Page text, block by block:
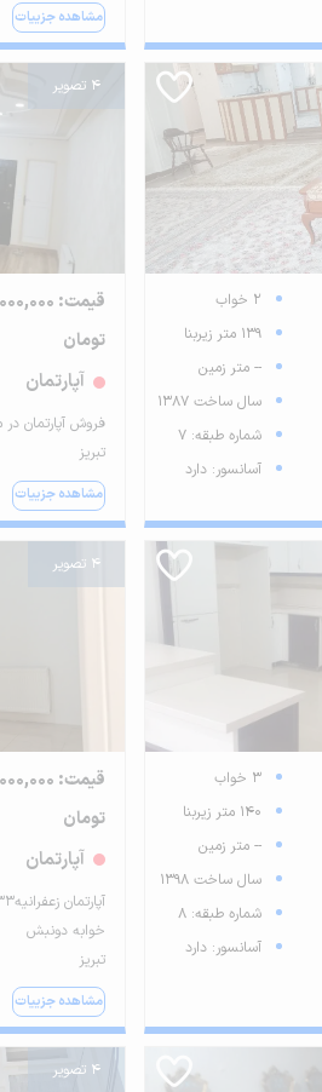
مشاهده جزییات
2 خواب
139 متر زیربنا
-- متر زمین
سال ساخت 1387
شماره طبقه: 7
آسانسور: دارد
4 تصویر
قیمت:
تومان
آپارتمان
فروش آپارتمان در
تبریز
مشاهده جزییات
3 خواب
140 متر زیربنا
-- متر زمین
سال ساخت 1398
شماره طبقه: 8
آسانسور: دارد
4 تصویر
قیمت:
تومان
آپارتمان
خوابه دونبش
تبریز
مشاهده جزییات
4 تصویر